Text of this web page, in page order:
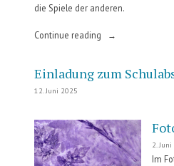
die Spiele der anderen.
Continue reading
„Abgeräumt
Lounge“
Einladung zum
12. Juni 2025
2.
Im